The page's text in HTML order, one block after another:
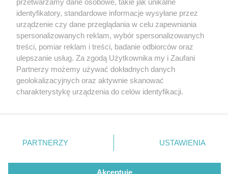
1 / 0
Nie zapomnij
zapoznać się z:
polityką prywatności regulamin korzystania z portali
Twojemiasto
Piekary Śląskie
Chorzów
Tarnowskie Góry
Gliwice
Skontakuj sięz nami
Kontakt
Wydawca
Redakcja
przetwarzamy dane osobowe, takie jak unikalne
identyfikatory, standardowe informacje wysyłane przez
urządzenie czy dane przeglądania w celu zapewniania
spersonalizowanych reklam, wybór spersonalizowanych
treści, pomiar reklam i treści, badanie odbiorców oraz
ulepszanie usług. Za zgodą Użytkownika my i Zaufani
Partnerzy możemy używać dokładnych danych
geolokalizacyjnych oraz aktywnie skanować
charakterystykę urządzenia do celów identyfikacji.
zmienić/wycofać klikając przycisk ustawień prywatności
znajdujący się w lewym dolnym rogu strony
rodzaje przetwarzania danych nie wymagają zgody
użytkownika, ale masz prawo sprzeciwić się takiemu
PARTNERZY USTAWIENIA
Akceptuję